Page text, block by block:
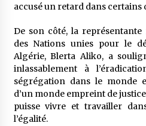
accusé un retard dans certains
De son côté, la
des Nations unies pour le
Algérie, Blerta Aliko, a
inlassablement à
ségrégation dans le monde
d’un monde empreint de
puisse vivre et travailler
l’égalité.